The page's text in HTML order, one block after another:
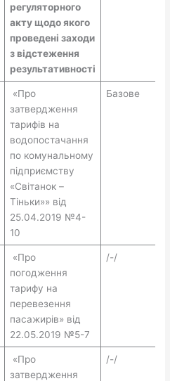
регуляторного
акту щодо якого
проведені заходи
з відстеження
результативності
«Про
затвердження
тарифів на
водопостачання
по комунальному
підприємству
«Світанок –
Тіньки»» від
25.04.2019 №4-
10
Базове
«Про
погодження
тарифу на
перевезення
пасажирів» від
22.05.2019 №5-7
/-/
«Про
затвердження
/-/